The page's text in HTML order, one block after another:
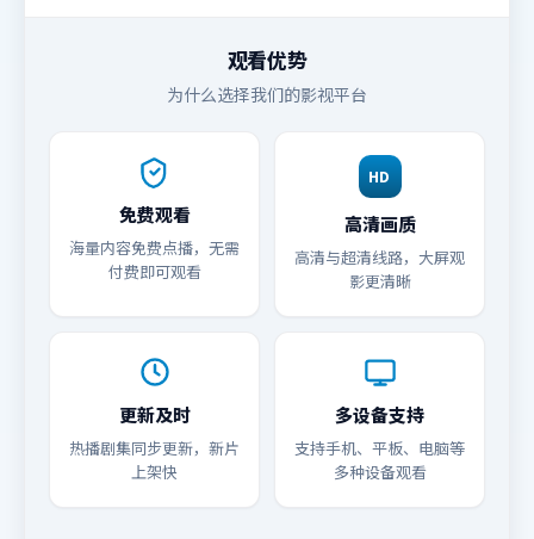
观看优势
为什么选择我们的影视平台
免费观看
海量内容免费点播，无需
付费即可观看
HD
高清画质
高清与超清线路，大屏观
影更清晰
更新及时
热播剧集同步更新，新片
上架快
多设备支持
支持手机、平板、电脑等
多种设备观看